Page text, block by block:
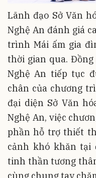
Lãnh đạo Sở Văn
Nghệ An đánh giá
trình Mái ấm gia
thời gian qua.
Nghệ An tiếp tục
chân của chương
đại diện Sở Văn
Nghệ An, việc
phần hỗ trợ thiết
cảnh khó khăn tại
tinh thần tương